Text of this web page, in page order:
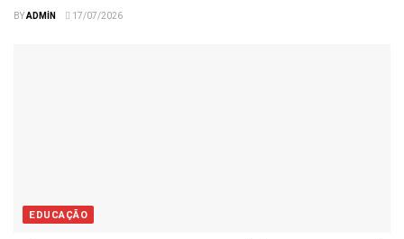
BYADMIN 17/07/2026
EDUCAÇÃO